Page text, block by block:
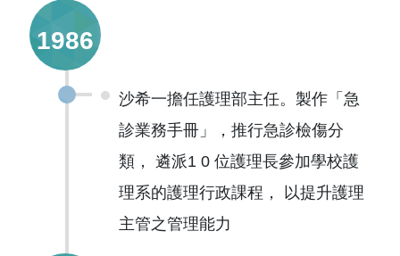
1986
沙希一擔任護理部主任。製作「急
診業務手冊」，推行急診檢傷分
類， 遴派1 0 位護理長參加學校護
理系的護理行政課程， 以提升護理
主管之管理能力